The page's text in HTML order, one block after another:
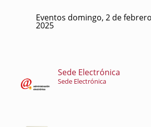
Eventos domingo, 2 de
2025
Sede Electrónica
Sede Electrónica